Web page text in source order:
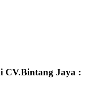
CV.Bintang Jaya :